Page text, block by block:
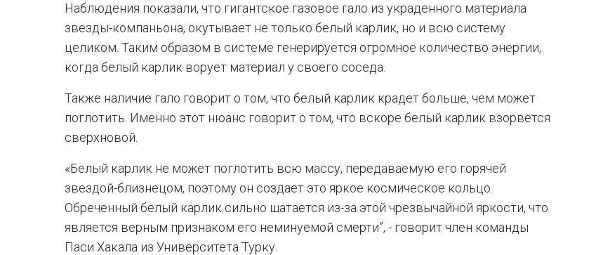
Наблюдения показали, что гигантское газовое гало из украденного материала
звезды-компаньона, окутывает не только белый карлик, но и всю систему
целиком. Таким образом в системе генерируется огромное количество энергии,
когда белый карлик ворует материал у своего соседа.
Также наличие гало говорит о том, что белый карлик крадет больше, чем может
поглотить. Именно этот нюанс говорит о том, что вскоре белый карлик взорвется
сверхновой.
«Белый карлик не может поглотить всю массу, передаваемую его горячей
звездой-близнецом, поэтому он создает это яркое космическое кольцо.
Обреченный белый карлик сильно шатается из-за этой чрезвычайной яркости, что
является верным признаком его неминуемой смерти”, - говорит член команды
Паси Хакала из Университета Турку.